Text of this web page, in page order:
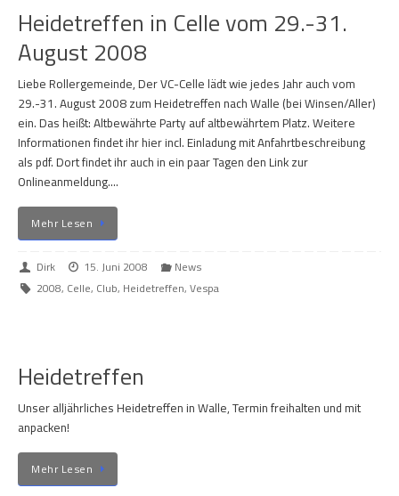
Heidetreffen in Celle vom 29.-31.
August 2008
Liebe Rollergemeinde, Der VC-Celle lädt wie jedes Jahr auch vom
29.-31. August 2008 zum Heidetreffen nach Walle (bei Winsen/Aller)
ein. Das heißt: Altbewährte Party auf altbewährtem Platz. Weitere
Informationen findet ihr hier incl. Einladung mit Anfahrtbeschreibung
als pdf. Dort findet ihr auch in ein paar Tagen den Link zur
Onlineanmeldung.…
Mehr Lesen
Dirk 15. Juni 2008
News
2008, Celle, Club, Heidetreffen, Vespa
Heidetreffen
Unser alljährliches Heidetreffen in Walle, Termin freihalten und mit
anpacken!
Mehr Lesen